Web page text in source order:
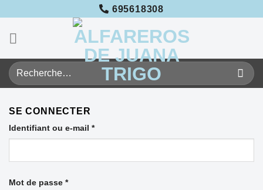
contenu
695618308
Recherche
pour :
SE CONNECTER
Identifiant ou e-mail *
Mot de passe *